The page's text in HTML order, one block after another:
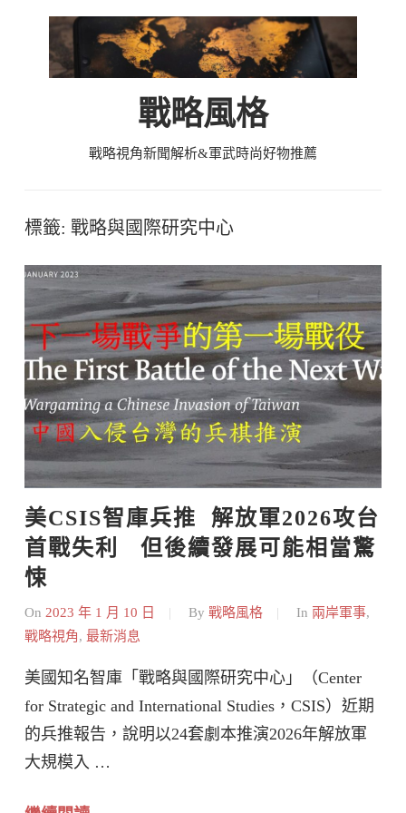
戰略風格
戰略視角新聞解析&軍武時尚好物推薦
標籤: 戰略與國際研究中心
美CSIS智庫兵推  解放軍2026攻台
首戰失利   但後續發展可能相當驚
悚
On 2023 年 1 月 10 日 By 戰略風格 In 兩岸軍事,
戰略視角, 最新消息
美國知名智庫「戰略與國際研究中心」（Center
for Strategic and International Studies，CSIS）近期
的兵推報告，說明以24套劇本推演2026年解放軍
大規模入 …